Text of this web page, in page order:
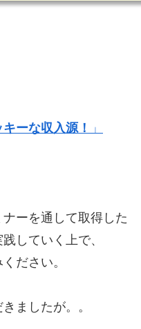
ーな収入源！ 」
ーを通して取得した
していく上で、
ださい。
ましたが。。